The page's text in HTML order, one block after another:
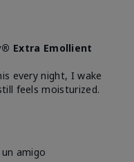
Extra Emollient
every night, I wake
feels moisturized.
amigo